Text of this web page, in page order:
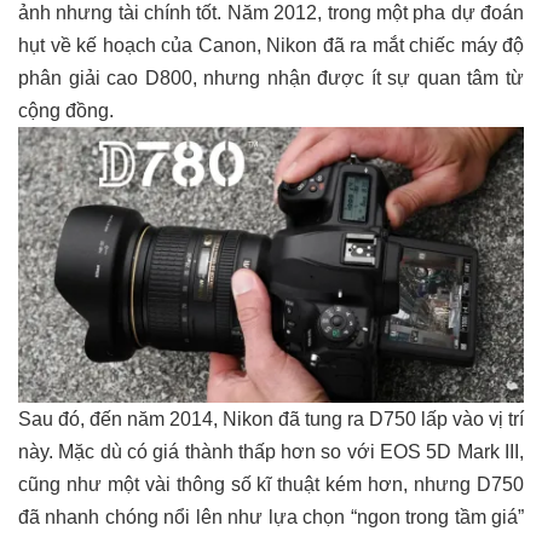
ảnh nhưng tài chính tốt. Năm 2012, trong một pha dự đoán
hụt về kế hoạch của Canon, Nikon đã ra mắt chiếc máy độ
phân giải cao D800, nhưng nhận được ít sự quan tâm từ
cộng đồng.
Sau đó, đến năm 2014, Nikon đã tung ra D750 lấp vào vị trí
này. Mặc dù có giá thành thấp hơn so với EOS 5D Mark III,
cũng như một vài thông số kĩ thuật kém hơn, nhưng D750
đã nhanh chóng nổi lên như lựa chọn “ngon trong tầm giá”